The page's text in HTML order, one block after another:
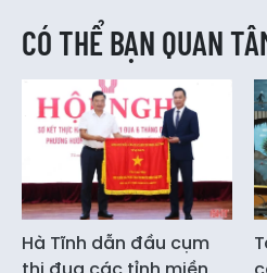
CÓ THỂ BẠN QUAN
Hà Tĩnh dẫn đầu cụm